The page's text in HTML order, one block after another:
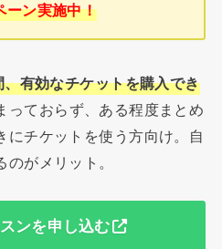
ン実施中！
有効なチケットを購入でき
っておらず、ある程度まとめ
にチケットを使う方向け。自
がメリット。
ンを申し込む